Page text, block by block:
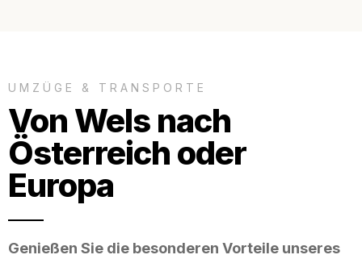
UMZÜGE & TRANSPORTE
Von Wels nach
Österreich oder
Europa
Genießen Sie die besonderen Vorteile unseres